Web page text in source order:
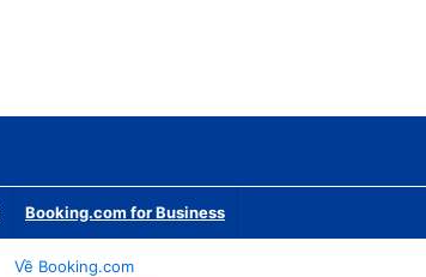
Booking.com for Business
Về Booking.com